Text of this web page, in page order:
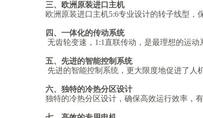
三、
欧洲原装进口主机
欧洲原装进口主机5:6专业设计的转子线型，
四、 一体化的传动系统
无齿轮变速， 1:1直联传动，是最理想的运动
五、 先进的智能控制系统
先进的智能控制系统，更大限度地促进了人
六、 独特的冷热分区设计
独特的冷热分区设计，确保高效运行效率，